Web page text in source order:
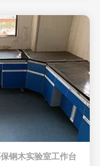
钢木实验室工作台